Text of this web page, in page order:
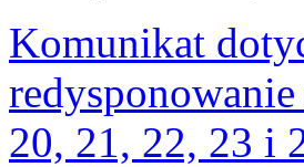
Komunikat
20, 21, 22, 23 i